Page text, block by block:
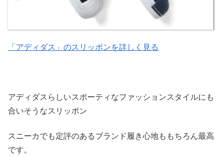
「アディダス」のスリッポンを詳しく見る
アディダスらしいスポーティなファッションスタイルにも
合いそうなスリッポン
スニーカでも定評のあるブランド履き心地ももちろん最高
です。